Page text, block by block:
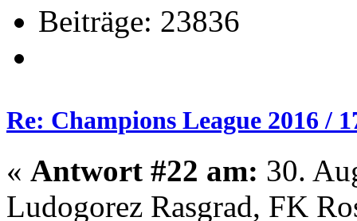
Beiträge: 23836
Re: Champions League 2016 /
« Antwort #22 am: 30.
Ludogorez Rasgrad, FK